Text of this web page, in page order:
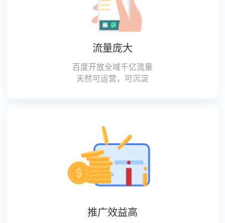
流量庞大
百度开放全域千亿流量
天然可运营，可沉淀
推广效益高